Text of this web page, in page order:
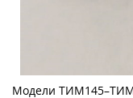
Модели